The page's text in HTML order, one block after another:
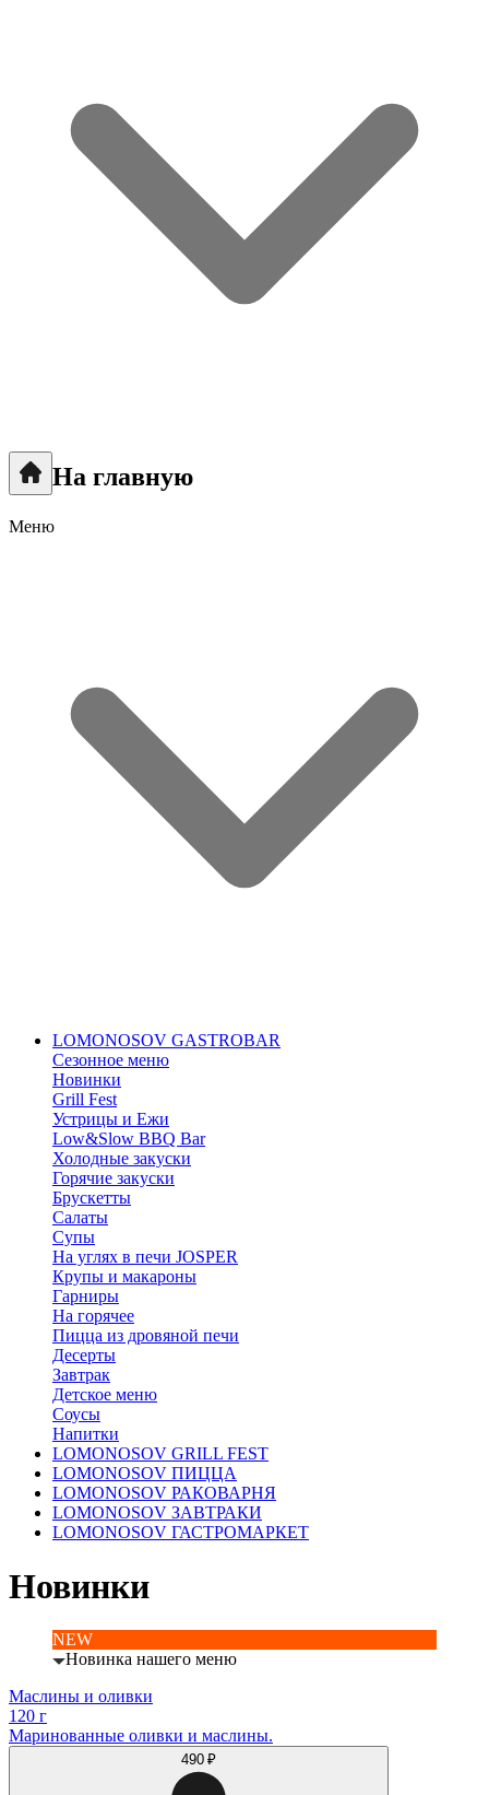
На главную
Меню
LOMONOSOV GASTROBAR
Сезонное меню
Новинки
Grill Fest
Устрицы и Ежи
Low&Slow BBQ Bar
Холодные закуски
Горячие закуски
Брускетты
Салаты
Супы
На углях в печи JOSPER
Крупы и макароны
Гарниры
На горячее
Пицца из дровяной печи
Десерты
Завтрак
Детское меню
Соусы
Напитки
LOMONOSOV GRILL FEST
LOMONOSOV ПИЦЦА
LOMONOSOV РАКОВАРНЯ
LOMONOSOV ЗАВТРАКИ
LOMONOSOV ГАСТРОМАРКЕТ
Новинки
NEW
Новинка нашего меню
Маслины и оливки
120 г
Маринованные оливки и маслины.
490 ₽